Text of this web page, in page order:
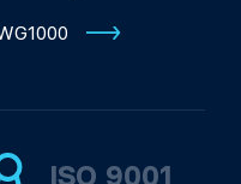
ISO 9001